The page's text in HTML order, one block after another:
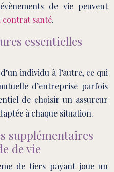
de vie peuvent
contrat santé.
essentielles
individu à l’autre, ce qui
d’entreprise parfois
de choisir un assureur
à chaque situation.
supplémentaires
de vie
de tiers payant joue un